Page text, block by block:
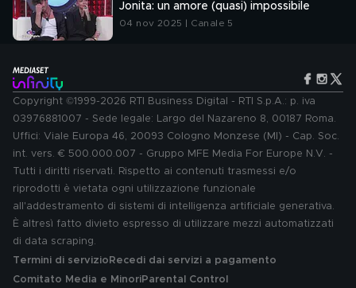
Jonita: un amore (quasi) impossibile
04 nov 2025 | Canale 5
Copyright ©1999-2026 RTI Business Digital - RTI S.p.A.: p. iva
03976881007 - Sede legale: Largo del Nazareno 8, 00187 Roma.
Uffici: Viale Europa 46, 20093 Cologno Monzese (MI) - Cap. Soc.
int. vers. € 500.000.007 - Gruppo MFE Media For Europe N.V. -
Tutti i diritti riservati. Rispetto ai contenuti trasmessi e/o
riprodotti è vietata ogni utilizzazione funzionale
all'addestramento di sistemi di intelligenza artificiale generativa.
È altresì fatto divieto espresso di utilizzare mezzi automatizzati
di data scraping.
Termini di servizio Recedi dai servizi a pagamento
Comitato Media e MinoriParental Control